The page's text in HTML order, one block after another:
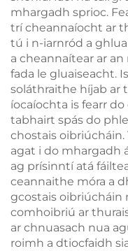
mhargadh sprioc.
trí cheannaíocht ar
tú i n-iarnród a
a cheannaítear ar
fada le gluaiseacht.
soláthraithe híjab ar
íocaíochta is fearr
tabhairt spás do
chostais
agat i do mhargadh
ag prísinntí atá
ceannaithe móra a
gcostais oibriúcháin
comhoibriú ar
ar chnuasach nua
roimh a dtiocfaidh